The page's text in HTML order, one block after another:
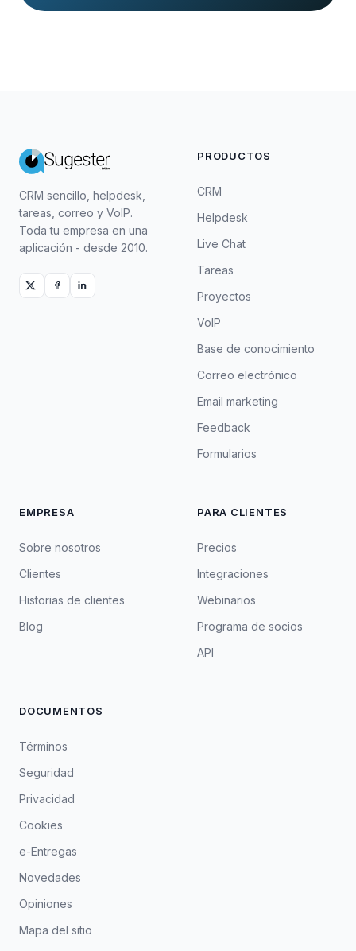
CRM sencillo, helpdesk,
tareas, correo y VoIP.
Toda tu empresa en una
aplicación - desde 2010.
PRODUCTOS
CRM
Helpdesk
Live Chat
Tareas
Proyectos
VoIP
Base de conocimiento
Correo electrónico
Email marketing
Feedback
Formularios
EMPRESA
Sobre nosotros
Clientes
Historias de clientes
Blog
PARA CLIENTES
Precios
Integraciones
Webinarios
Programa de socios
API
DOCUMENTOS
Términos
Seguridad
Privacidad
Cookies
e-Entregas
Novedades
Opiniones
Mapa del sitio